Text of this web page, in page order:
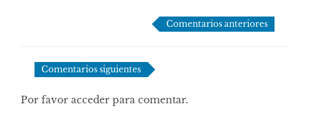
comentarios
Comentarios anteriores
Comentarios siguientes
Por favor acceder para comentar.